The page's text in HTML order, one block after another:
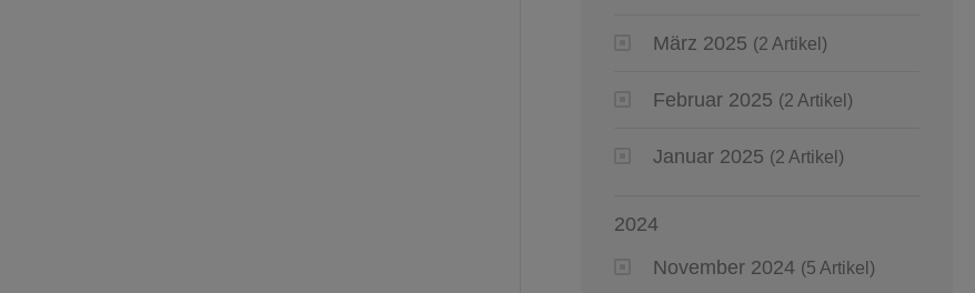
März 2025 (2 Artikel)
Februar 2025 (2 Artikel)
Januar 2025 (2 Artikel)
2024
November 2024 (5 Artikel)